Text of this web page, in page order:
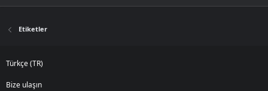
Etiketler
Türkçe (TR)
Bize ulaşın